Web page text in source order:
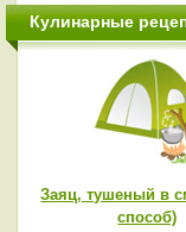
Кулинарные
Заяц, тушеный в
способ)